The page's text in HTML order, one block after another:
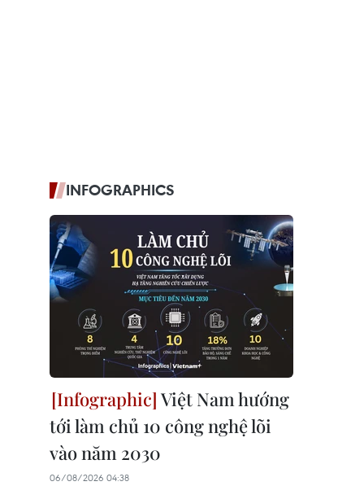
INFOGRAPHICS
Việt Nam hướng
tới làm chủ 10 công nghệ lõi
vào năm 2030
06/08/2026 04:38